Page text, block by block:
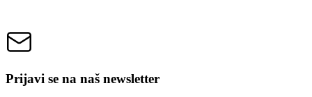
Prijavi se na naš newsletter